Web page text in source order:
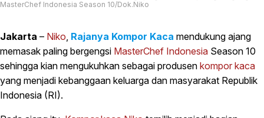
MasterChef Indonesia Season 10/Dok.Niko
Jakarta – Niko, Rajanya Kompor Kaca mendukung ajang
memasak paling bergengsi MasterChef Indonesia Season 10
sehingga kian mengukuhkan sebagai produsen kompor kaca
yang menjadi kebanggaan keluarga dan masyarakat Republik
Indonesia (RI).